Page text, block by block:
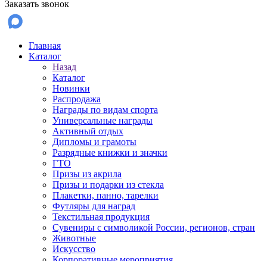
Заказать звонок
Главная
Каталог
Назад
Каталог
Новинки
Распродажа
Награды по видам спорта
Универсальные награды
Активный отдых
Дипломы и грамоты
Разрядные книжки и значки
ГТО
Призы из акрила
Призы и подарки из стекла
Плакетки, панно, тарелки
Футляры для наград
Текстильная продукция
Сувениры с символикой России, регионов, стран
Животные
Искусство